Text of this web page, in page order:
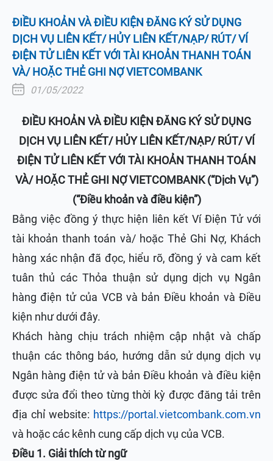
ĐIỀU KHOẢN VÀ ĐIỀU KIỆN ĐĂNG KÝ SỬ DỤNG
DỊCH VỤ LIÊN KẾT/ HỦY LIÊN KẾT/NẠP/ RÚT/ VÍ
ĐIỆN TỬ LIÊN KẾT VỚI TÀI KHOẢN THANH TOÁN
VÀ/ HOẶC THẺ GHI NỢ VIETCOMBANK
01/05/2022
ĐIỀU KHOẢN VÀ ĐIỀU KIỆN ĐĂNG KÝ SỬ DỤNG
DỊCH VỤ LIÊN KẾT/ HỦY LIÊN KẾT/NẠP/ RÚT/ VÍ
ĐIỆN TỬ LIÊN KẾT VỚI TÀI KHOẢN THANH TOÁN
VÀ/ HOẶC THẺ GHI NỢ VIETCOMBANK (“Dịch Vụ”)
(“Điều khoản và điều kiện”)
Bằng việc đồng ý thực hiện liên kết Ví Điện Tử với
tài khoản thanh toán và/ hoặc Thẻ Ghi Nợ, Khách
hàng xác nhận đã đọc, hiểu rõ, đồng ý và cam kết
tuân thủ các Thỏa thuận sử dụng dịch vụ Ngân
hàng điện tử của VCB và bản Điều khoản và Điều
kiện như dưới đây.
Khách hàng chịu trách nhiệm cập nhật và chấp
thuận các thông báo, hướng dẫn sử dụng dịch vụ
Ngân hàng điện tử và bản Điều khoản và điều kiện
được sửa đổi theo từng thời kỳ được đăng tải trên
địa chỉ website: https://portal.vietcombank.com.vn
và hoặc các kênh cung cấp dịch vụ của VCB.
Điều 1. Giải thích từ ngữ